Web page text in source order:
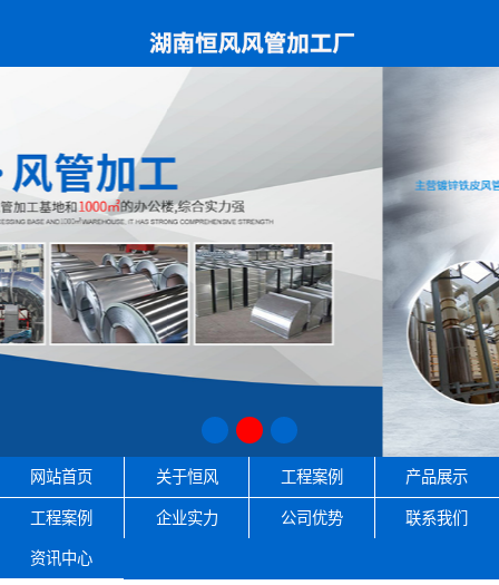
网站首页 关于恒风 工程案例 产品展示
工程案例 企业实力 公司优势 联系我们
资讯中心